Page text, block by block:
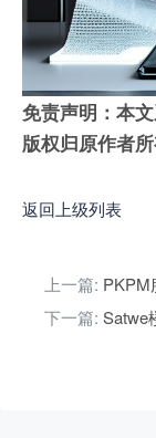
免责声明：本
版权归原作者
返回上级列表
上一篇:
下一篇: